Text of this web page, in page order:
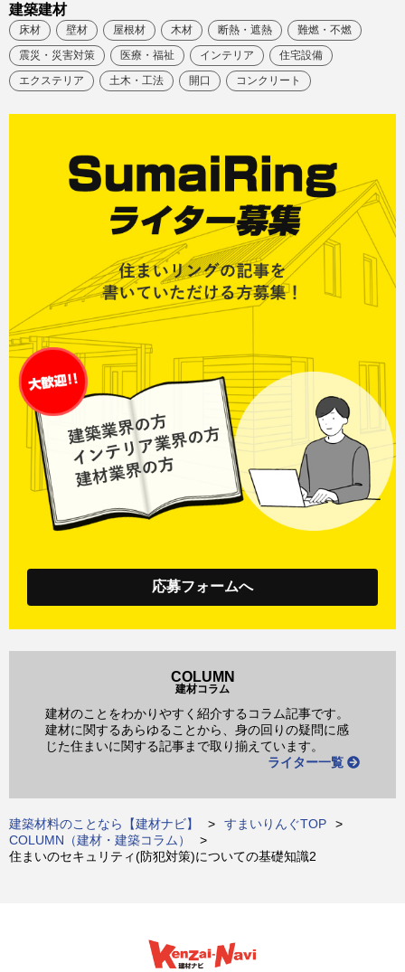
建築建材
床材 壁材 屋根材 木材 断熱・遮熱
難燃・不燃
震災・災害対策
医療・福祉 インテリア
住宅設備
エクステリア
土木・工法 開口 コンクリート
応募フォームへ
COLUMN
建材コラム
建材のことをわかりやすく紹介するコラム記事です。
建材に関するあらゆることから、身の回りの疑問に感
じた住まいに関する記事まで取り揃えています。
ライター一覧
建築材料のことなら【建材ナビ】
すまいりんぐTOP
COLUMN（建材・建築コラム）
住まいのセキュリティ(防犯対策)についての基礎知識2